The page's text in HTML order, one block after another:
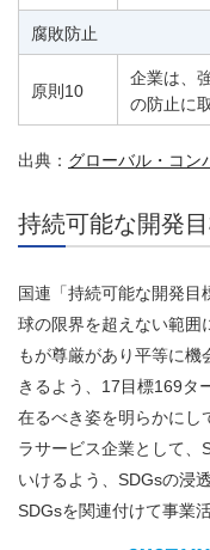
腐敗防止
原則10
企業は、
の防止に
出典： グローバル・コン
持続可能な開発目
国連「持続可能な開発
球の限界を超えない範囲
もが尊厳があり平等に
きるよう、17目標169タ
在るべき姿を明らかにし
ラサービス企業として、
いけるよう、SDGsの浸
SDGsを関連付けて事業